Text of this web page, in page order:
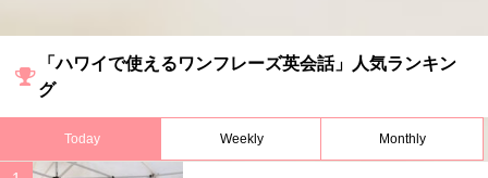
「ハワイで使えるワンフレーズ英会話」人気ランキン
グ
Today Weekly Monthly